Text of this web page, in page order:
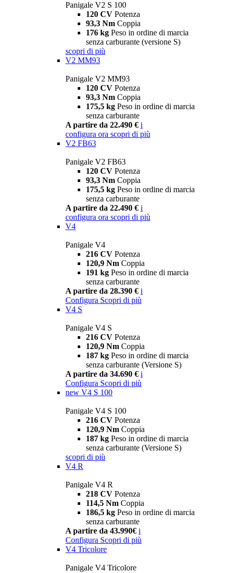
Panigale V2 S 100
120 CV Potenza
93,3 Nm Coppia
176 kg Peso in ordine di marcia
senza carburante (versione S)
scopri di più
V2 MM93
Panigale V2 MM93
120 CV Potenza
93,3 Nm Coppia
175,5 kg Peso in ordine di marcia
senza carburante
A partire da 22.490 € i
configura ora scopri di più
V2 FB63
Panigale V2 FB63
120 CV Potenza
93,3 Nm Coppia
175,5 kg Peso in ordine di marcia
senza carburante
A partire da 22.490 € i
configura ora scopri di più
V4
Panigale V4
216 CV Potenza
120,9 Nm Coppia
191 kg Peso in ordine di marcia
senza carburante
A partire da 28.390 € i
Configura Scopri di più
V4 S
Panigale V4 S
216 CV Potenza
120,9 Nm Coppia
187 kg Peso in ordine di marcia
senza carburante (Versione S)
A partire da 34.690 € i
Configura Scopri di più
new V4 S 100
Panigale V4 S 100
216 CV Potenza
120,9 Nm Coppia
187 kg Peso in ordine di marcia
senza carburante (Versione S)
scopri di più
V4 R
Panigale V4 R
218 CV Potenza
114,5 Nm Coppia
186,5 kg Peso in ordine di marcia
senza carburante
A partire da 43.990€ i
Configura Scopri di più
V4 Tricolore
Panigale V4 Tricolore